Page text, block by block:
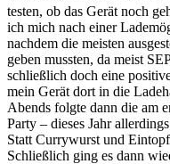
testen, ob das Gerät noch
ich mich nach einer
nachdem die meisten
geben mussten, da meist
schließlich doch eine
mein Gerät dort in die
Abends folgte dann die am
Party – dieses Jahr
Statt Currywurst und
Schließlich ging es dann